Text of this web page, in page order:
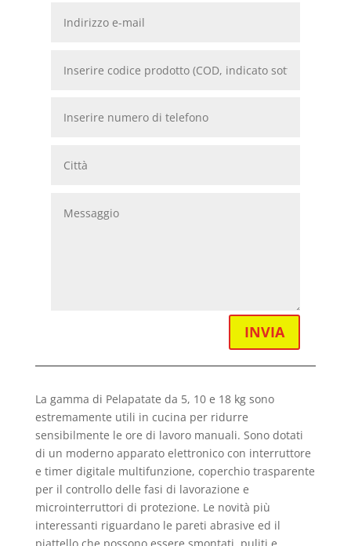
INVIA
La gamma di Pelapatate da 5, 10 e 18 kg sono
estremamente utili in cucina per ridurre
sensibilmente le ore di lavoro manuali. Sono dotati
di un moderno apparato elettronico con interruttore
e timer digitale multifunzione, coperchio trasparente
per il controllo delle fasi di lavorazione e
microinterruttori di protezione. Le novità più
interessanti riguardano le pareti abrasive ed il
piattello che possono essere smontati, puliti e